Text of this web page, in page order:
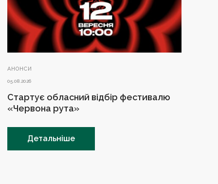
АНОНСИ
05.08.2026
Стартує обласний відбір фестивалю
«Червона рута»
Детальніше